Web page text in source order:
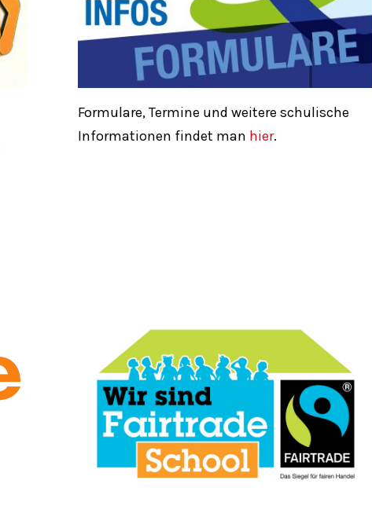
Formulare, Termine und weitere schulische
Informationen findet man hier.